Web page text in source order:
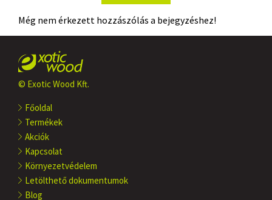
Még nem érkezett hozzászólás a bejegyzéshez!
© Exotic Wood Kft.
Főoldal
Termékek
Akciók
Kapcsolat
Környezetvédelem
Letölthető dokumentumok
Blog